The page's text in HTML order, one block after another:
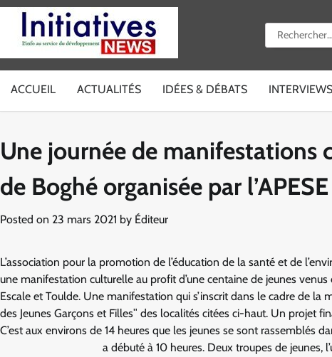
Skip
content
Rechercher :
ACCUEIL ACTUALITÉS IDÉES & DÉBATS INTERVIEWS
Une journée de manifestations
de Boghé organisée par l’APESE
Posted on 23 mars 2021 by Éditeur
L’association pour la promotion de l’éducation de la santé et de
une manifestation culturelle au profit d’une centaine de jeunes
Escale et Toulde. Une manifestation qui s’inscrit dans le cadre de
des Jeunes Garçons et Fillesʺ des localités citées ci-haut. Un projet
C’est aux environs de 14 heures que les jeunes se sont rassemblés
a débuté à 10 heures. Deux troupes de jeunes,